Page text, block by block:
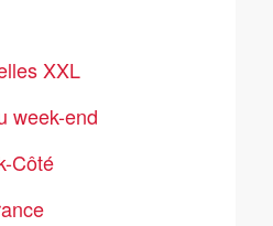
XXL
week-end
Côté